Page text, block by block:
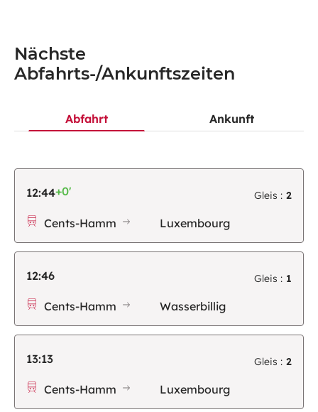
Nächste
Abfahrts-/Ankunftszeiten
Abfahrt Ankunft
12:44+0' Gleis : 2
Cents-Hamm Luxembourg
12:46 Gleis : 1
Cents-Hamm Wasserbillig
13:13 Gleis : 2
Cents-Hamm Luxembourg